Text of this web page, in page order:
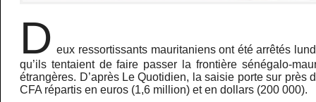
D eux ressortissants mauritaniens ont été arrêtés
qu’ils tentaient de faire passer la frontière sénégalo-
étrangères. D’après Le Quotidien, la saisie porte sur près
CFA répartis en euros (1,6 million) et en dollars (200 000).